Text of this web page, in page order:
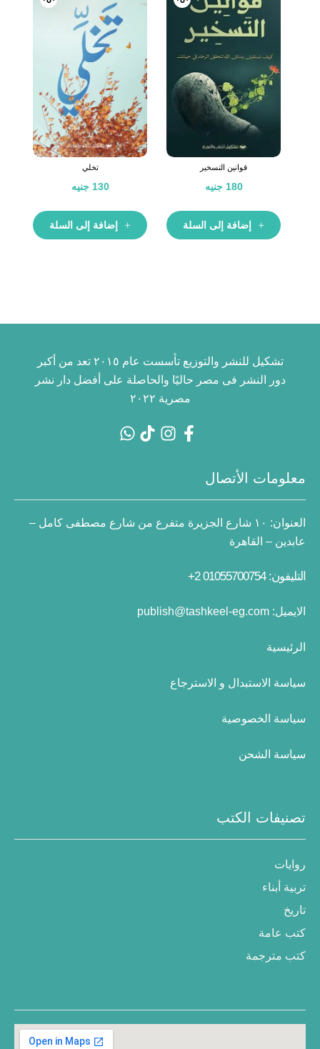
قوانين التسخير
180 جنيه
إضافة إلى السلة
تخلي
130 جنيه
إضافة إلى السلة
تشكيل للنشر والتوزيع تأسست عام ٢٠١٥ تعد من أكبر
دور النشر فى مصر حاليًا والحاصلة على أفضل دار نشر
مصرية ٢٠٢٢
معلومات الأتصال
العنوان:
١٠ شارع الجزيرة متفرع من شارع مصطفى كامل –
عابدين – القاهرة
التليفون: 01055700754 2+
الايميل: publish@tashkeel-eg.com
الرئيسية
سياسة الاستبدال و الاسترجاع
سياسة الخصوصية
سياسة الشحن
تصنيفات الكتب
روايات
تربية أبناء
تاريخ
كتب عامة
كتب مترجمة